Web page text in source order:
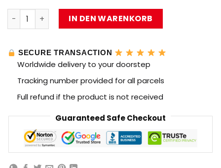
MOC Factory 161451 Star Wars The Ghost Ultimate
IN DEN WARENKORB
SECURE TRANSACTION
Worldwide delivery to your doorstep
Tracking number provided for all parcels
Full refund if the product is not received
Guaranteed Safe Checkout